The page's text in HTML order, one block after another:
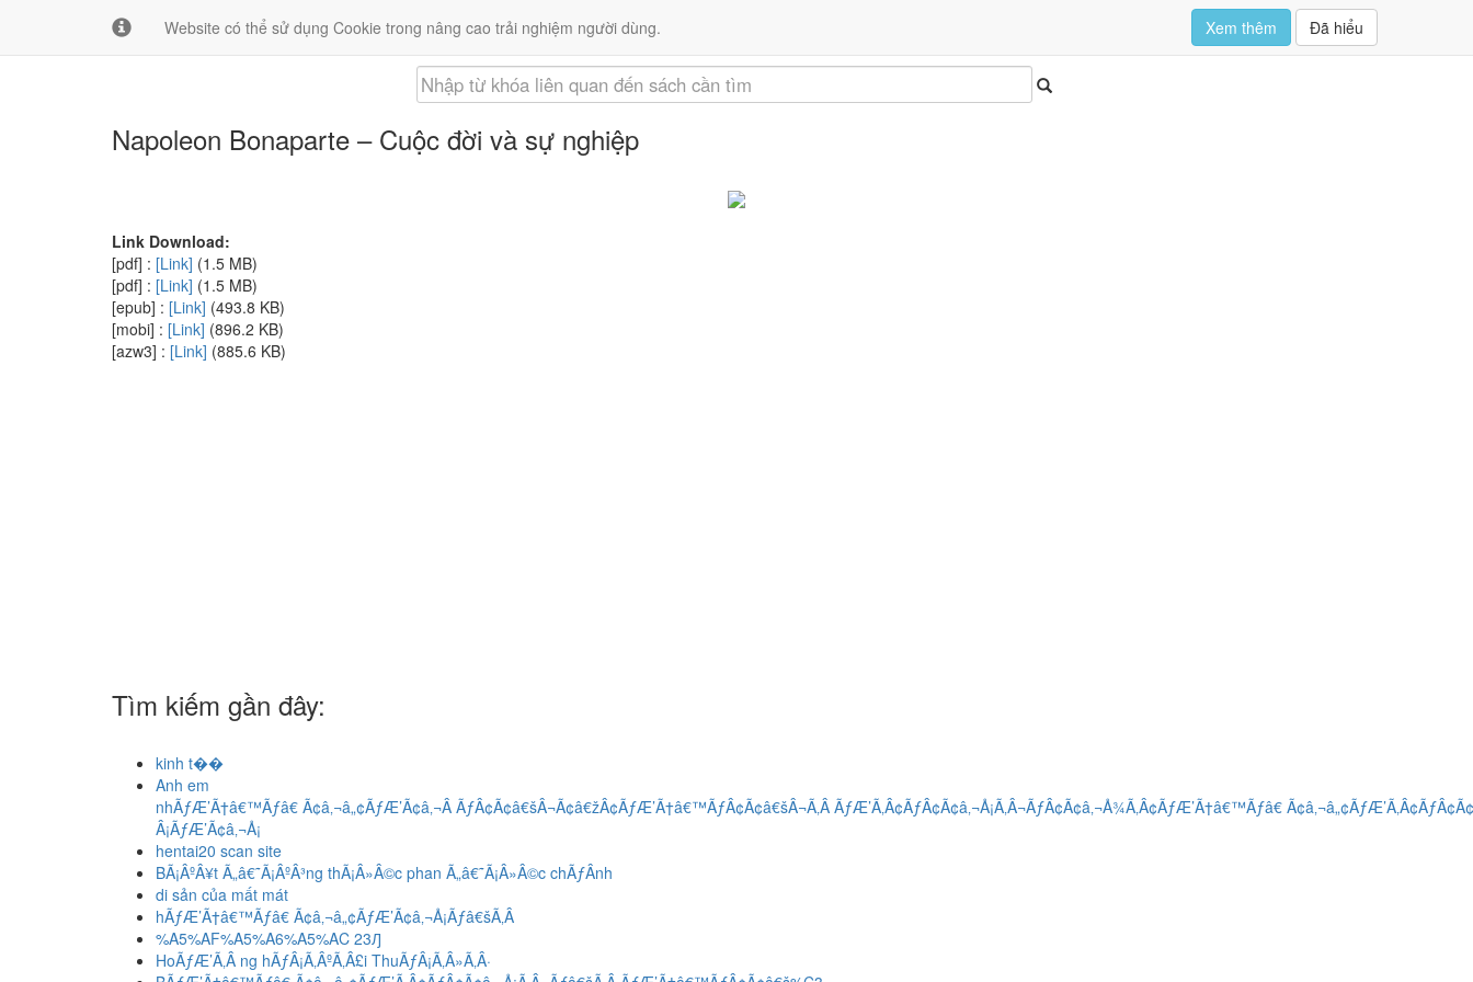
Giới thiệu Liên hệ Liên kết
Website có thể sử dụng Cookie trong nâng cao trải nghiệm người dùng. Xem thêm Đã hiểu
Napoleon Bonaparte – Cuộc đời và sự nghiệp
Link Download:
[pdf] : [Link] (1.5 MB)
[pdf] : [Link] (1.5 MB)
[epub] : [Link] (493.8 KB)
[mobi] : [Link] (896.2 KB)
[azw3] : [Link] (885.6 KB)
Tìm kiếm gần đây:
kinh t��
Anh em
nhÃƒÆ’Ã†â€™Ãƒâ€ Ã¢â‚¬â„¢ÃƒÆ’Ã¢â‚¬Â ÃƒÂ¢Ã¢â€šÂ¬Ã¢â€žÂ¢ÃƒÆ’Ã†â€™ÃƒÂ¢Ã¢â€šÂ¬Ã‚Â ÃƒÆ’Ã‚Â¢ÃƒÂ¢Ã¢â‚¬Å¡Ã‚Â¬ÃƒÂ¢Ã¢â‚¬Å¾Ã‚Â¢ÃƒÆ’Ã†â€™Ãƒâ€
Â¡ÃƒÆ’Ã¢â‚¬Å¡
hentai20 scan site
BÃ¡ÂºÂ¥t Ã„â€˜Ã¡ÂºÂ³ng thÃ¡Â»Â©c phan Ã„â€˜Ã¡Â»Â©c chÃƒÂ­nh
di sản của mất mát
hÃƒÆ’Ã†â€™Ãƒâ€ Ã¢â‚¬â„¢ÃƒÆ’Ã¢â‚¬Å¡Ãƒâ€šÃ‚Â
%A5%AF%A5%A6%A5%AC 23Ԓ
HoÃƒÆ’Ã‚Â ng hÃƒÂ¡Ã‚ÂºÃ‚Â£i ThuÃƒÂ¡Ã‚Â»Ã‚Â·